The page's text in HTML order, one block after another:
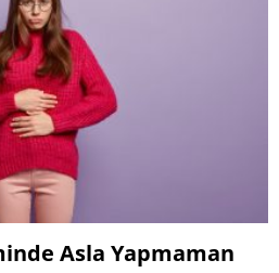
Asla Yapmaman